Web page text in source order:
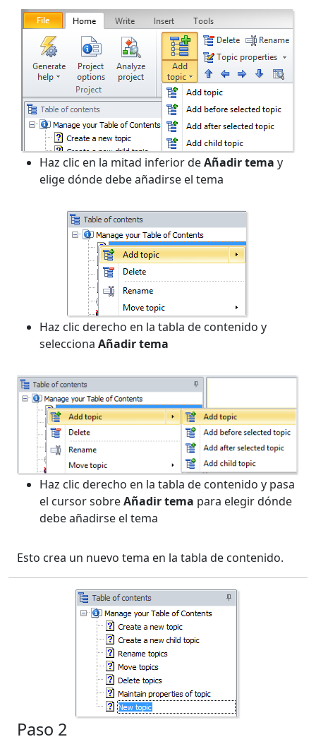
Haz clic en la mitad inferior deAñadir tema y
elige dónde debe añadirse el tema
Haz clic derecho en la tabla de contenido y
selecciona Añadir tema
Haz clic derecho en la tabla de contenido y pasa
el cursor sobreAñadir tema para elegir dónde
debe añadirse el tema
Esto crea un nuevo tema en la tabla de contenido.
Paso 2